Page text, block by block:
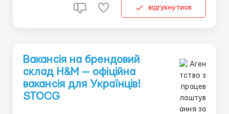
відгукнутися
Вакансія на брендовий
склад H&M — офіційна
вакансія для Українців!
STOCG